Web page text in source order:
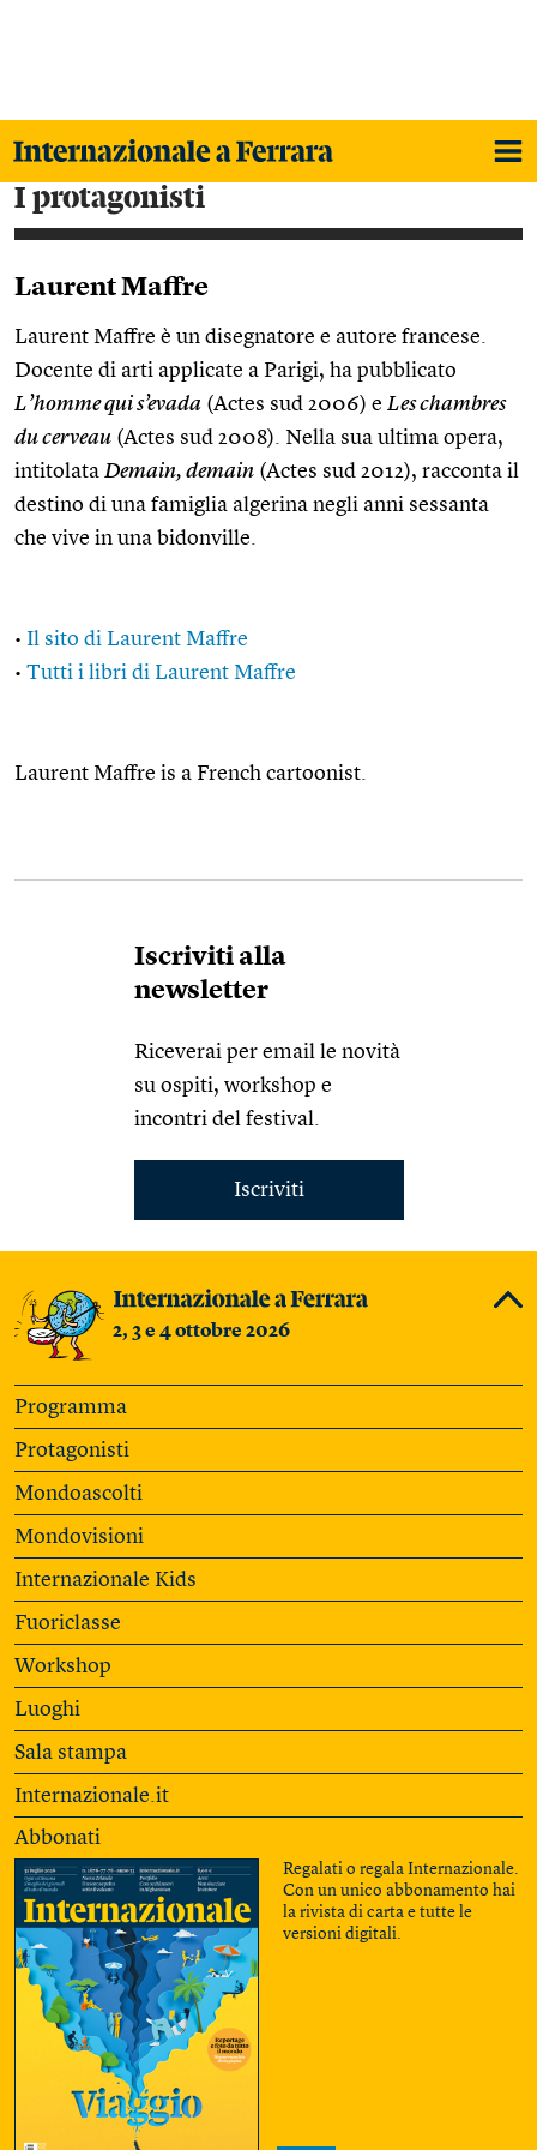
i protagonisti
Laurent Maffre
Laurent Maffre è un disegnatore e autore francese.
Docente di arti applicate a Parigi, ha pubblicato
L’homme qui s’evada (Actes sud 2006) e Les chambres
du cerveau (Actes sud 2008). Nella sua ultima opera,
intitolata Demain, demain (Actes sud 2012), racconta il
destino di una famiglia algerina negli anni sessanta
che vive in una bidonville.
• Il sito di Laurent Maffre
• Tutti i libri di Laurent Maffre
Laurent Maffre is a French cartoonist.
Iscriviti alla
newsletter
Riceverai per email le novità
su ospiti, workshop e
incontri del festival.
Iscriviti
2, 3 e 4 ottobre 2026
Programma
Protagonisti
Mondoascolti
Mondovisioni
Internazionale Kids
Fuoriclasse
Workshop
Luoghi
Sala stampa
Internazionale.it
Abbonati
Regalati o regala Internazionale.
Con un unico abbonamento hai
la rivista di carta e tutte le
versioni digitali.